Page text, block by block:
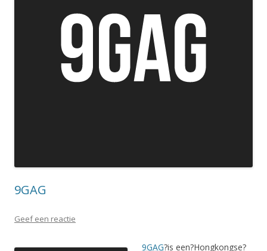
9GAG
Geef een reactie
9GAG?is een?Hongkongse?